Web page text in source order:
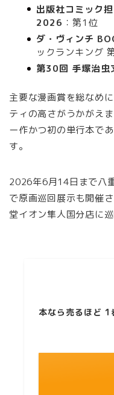
出版社コミック
2026 ：第1位
ダ・ヴィンチ
ックランキング
第30回 手塚治虫
主要な漫画賞を総なめ
ティの高さがうかがえ
ー作かつ初の単行本で
す。
2026年6月14日まで八
で原画巡回展示も開催
堂イオン隼人国分店に巡
本なら売るほど 1